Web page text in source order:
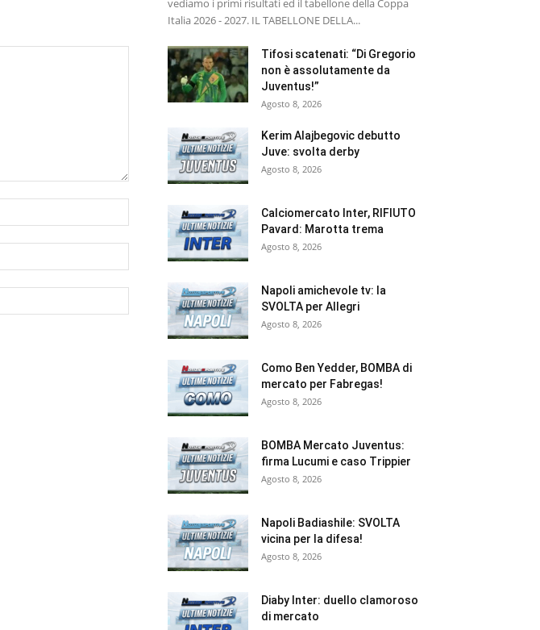
vediamo i primi risultati ed il tabellone della Coppa
Italia 2026 - 2027. IL TABELLONE DELLA...
Tifosi scatenati: “Di Gregorio
non è assolutamente da
Juventus!”
Agosto 8, 2026
Kerim Alajbegovic debutto
Juve: svolta derby
Agosto 8, 2026
Calciomercato Inter, RIFIUTO
Pavard: Marotta trema
Agosto 8, 2026
Napoli amichevole tv: la
SVOLTA per Allegri
Agosto 8, 2026
Como Ben Yedder, BOMBA di
mercato per Fabregas!
Agosto 8, 2026
BOMBA Mercato Juventus:
firma Lucumi e caso Trippier
Agosto 8, 2026
Napoli Badiashile: SVOLTA
vicina per la difesa!
Agosto 8, 2026
Diaby Inter: duello clamoroso
di mercato